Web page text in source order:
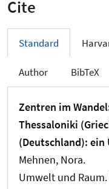
Cite
Standard
Author BibTeX
Zentren im
Thessaloniki
(Deutschland): ein
Mehnen, Nora.
Umwelt und